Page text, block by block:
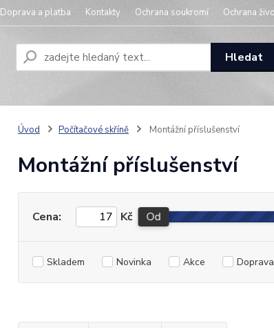
Doprava a platba Kontakty Ochrana soukromí Ochrana
Hledat
Úvod Počítačové skříně Montážní příslušenství
Montážní příslušenství
Cena: Kč Od
Skladem Novinka Akce